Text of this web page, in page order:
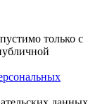
только с